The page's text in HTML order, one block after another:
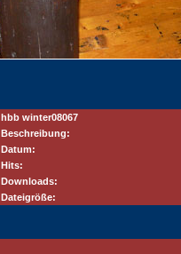
hbb winter08067
Beschreibung:
Datum:
Hits:
Downloads:
Dateigröße: